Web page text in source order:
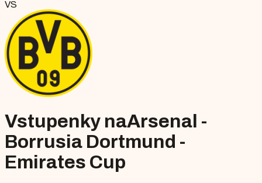
VS
Vstupenky naArsenal -
Borrusia Dortmund -
Emirates Cup